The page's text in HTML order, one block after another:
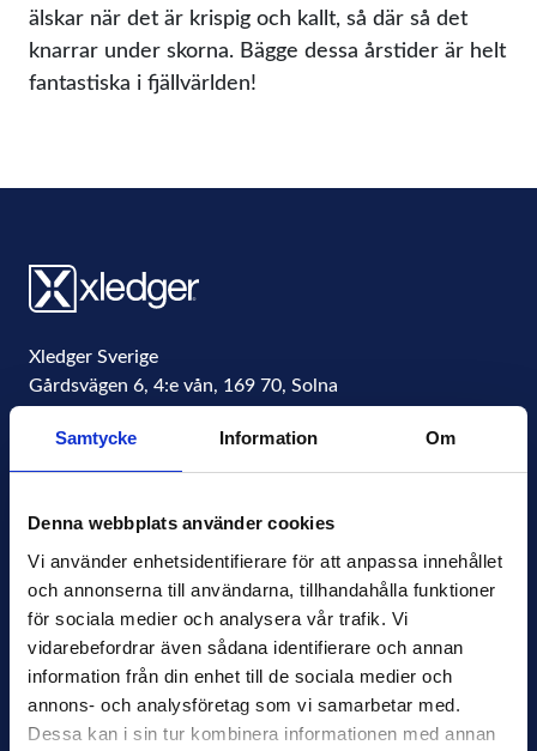
Samtycke Information Om
Denna webbplats använder cookies
Vi använder enhetsidentifierare för att anpassa innehållet
och annonserna till användarna, tillhandahålla funktioner
för sociala medier och analysera vår trafik. Vi
vidarebefordrar även sådana identifierare och annan
information från din enhet till de sociala medier och
annons- och analysföretag som vi samarbetar med.
Dessa kan i sin tur kombinera informationen med annan
älskar när det är krispig och kallt, så där så det
knarrar under skorna. Bägge dessa årstider är helt
fantastiska i fjällvärlden!
Xledger Sverige
Gårdsvägen 6, 4:e vån, 169 70, Solna
Sweden
info@xledger.se
Sekretesspolicy
Terms of Use
Press
Nyhetsbrev